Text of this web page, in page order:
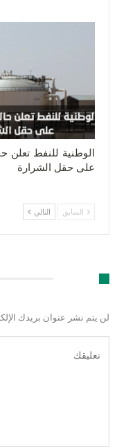
الوطنية للنفط تعلن
على حقل الشرارة
السابق التالي
لن يتم نشر عنوان بريدك